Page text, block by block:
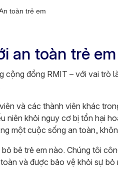
toàn trẻ em
an toàn trẻ em
cộng đồng RMIT – với vai trò
và các thành viên khác
niên khỏi nguy cơ bị tổn hại
một cuộc sống an toàn,
bê trẻ em nào. Chúng tôi
và được bảo vệ khỏi sự bỏ